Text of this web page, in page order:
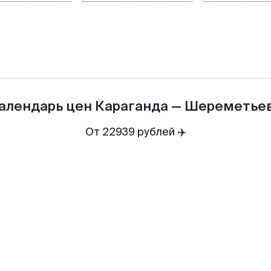
цен Караганда —
От 22939 рублей ✈️